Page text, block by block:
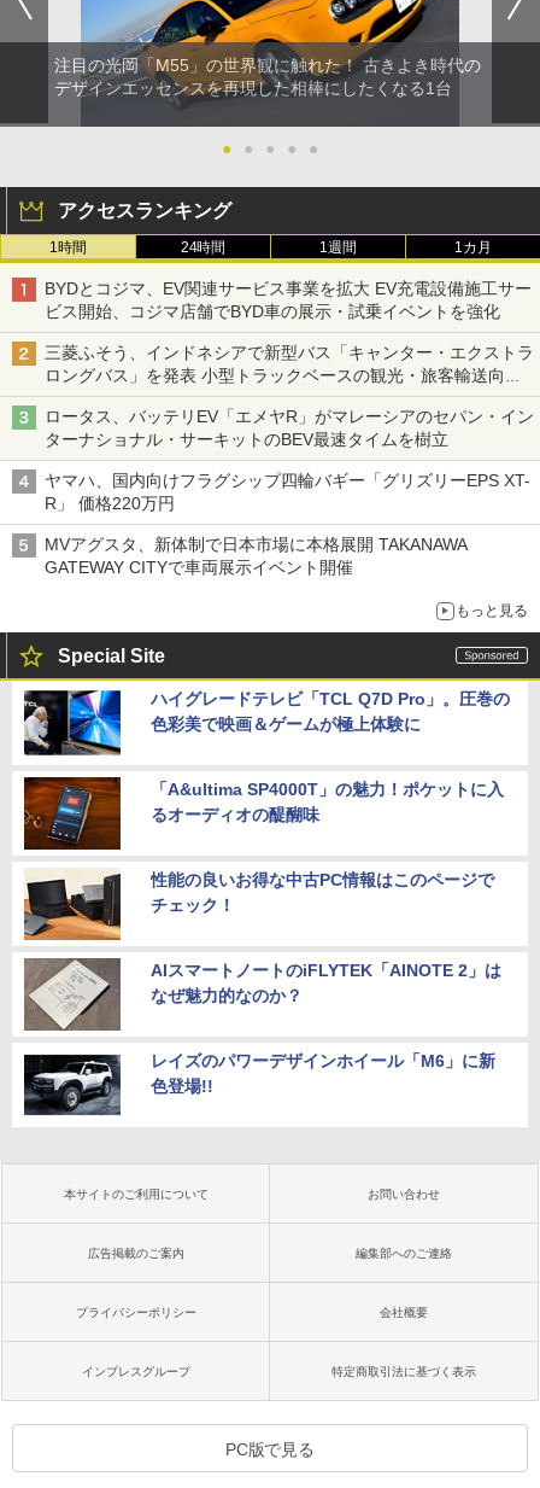
注目の光岡「M55」の世界観に触れた！ 古きよき時代の
デザインエッセンスを再現した相棒にしたくなる1台
● ● ● ● ●
アクセスランキング
1時間 24時間 1週間 1カ月
BYDとコジマ、EV関連サービス事業を拡大 EV充電設備施工サー
ビス開始、コジマ店舗でBYD車の展示・試乗イベントを強化
三菱ふそう、インドネシアで新型バス「キャンター・エクストラ
ロングバス」を発表 小型トラックベースの観光・旅客輸送向け
バス
ロータス、バッテリEV「エメヤR」がマレーシアのセパン・イン
ターナショナル・サーキットのBEV最速タイムを樹立
ヤマハ、国内向けフラグシップ四輪バギー「グリズリーEPS XT-
R」 価格220万円
MVアグスタ、新体制で日本市場に本格展開 TAKANAWA
GATEWAY CITYで車両展示イベント開催
もっと見る
Special Site
ハイグレードテレビ「TCL Q7D Pro」。圧巻の
色彩美で映画＆ゲームが極上体験に
「A&ultima SP4000T」の魅力！ポケットに入
るオーディオの醍醐味
性能の良いお得な中古PC情報はこのページで
チェック！
AIスマートノートのiFLYTEK「AINOTE 2」は
なぜ魅力的なのか？
レイズのパワーデザインホイール「M6」に新
色登場!!
本サイトのご利用について お問い合わせ
広告掲載のご案内 編集部へのご連絡
プライバシーポリシー 会社概要
インプレスグループ 特定商取引法に基づく表示
PC版で見る